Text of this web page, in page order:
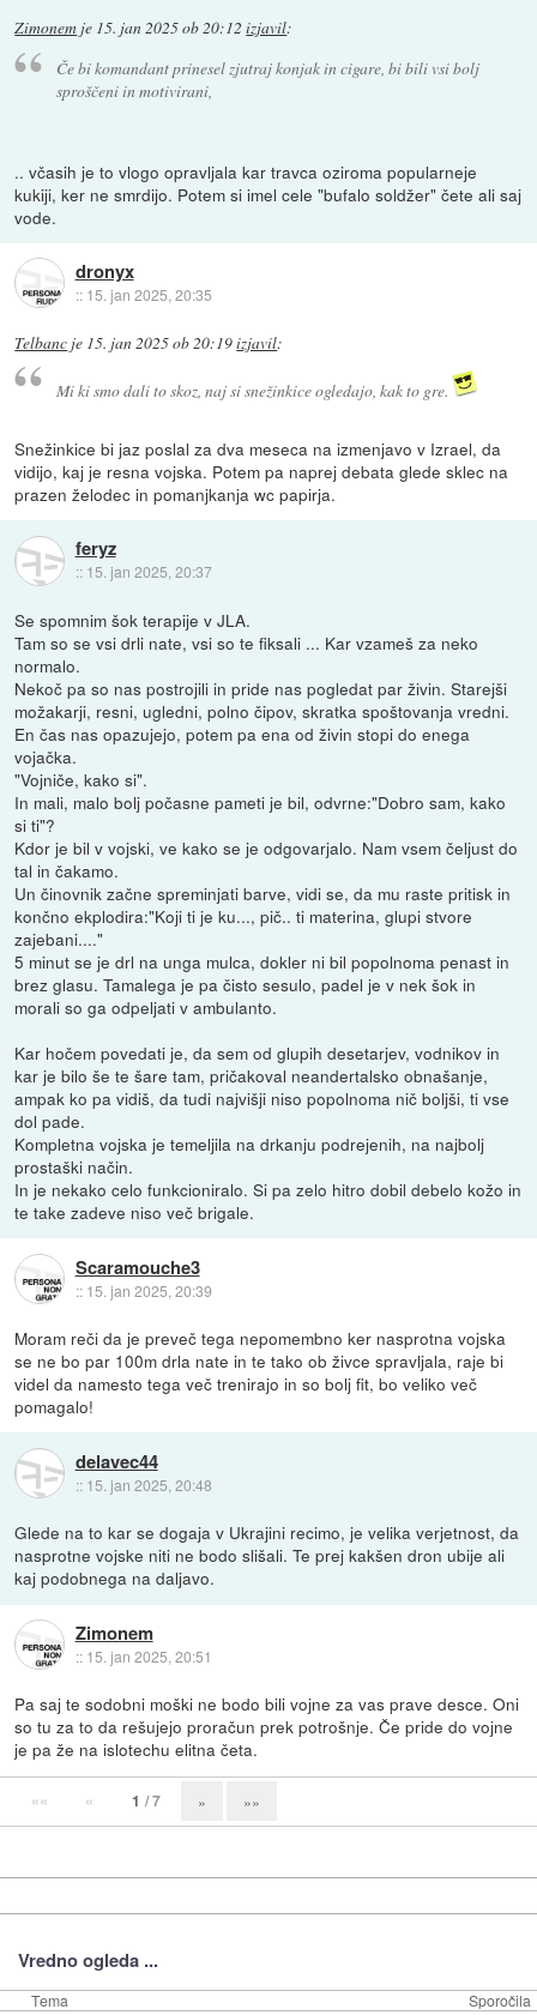
Zimonem je 15. jan 2025 ob 20:12 izjavil:
Če bi komandant prinesel zjutraj konjak in cigare, bi bili vsi bolj
sproščeni in motivirani,
.. včasih je to vlogo opravljala kar travca oziroma popularneje
kukiji, ker ne smrdijo. Potem si imel cele "bufalo soldžer" čete ali saj
vode.
dronyx
:: 15. jan 2025, 20:35
Telbanc je 15. jan 2025 ob 20:19izjavil:
Mi ki smo dali to skoz, naj si snežinkice ogledajo, kak to gre.
Snežinkice bi jaz poslal za dva meseca na izmenjavo v Izrael, da
vidijo, kaj je resna vojska. Potem pa naprej debata glede sklec na
prazen želodec in pomanjkanja wc papirja.
feryz
:: 15. jan 2025, 20:37
Se spomnim šok terapije v JLA.
Tam so se vsi drli nate, vsi so te fiksali ... Kar vzameš za neko
normalo.
Nekoč pa so nas postrojili in pride nas pogledat par živin. Starejši
možakarji, resni, ugledni, polno čipov, skratka spoštovanja vredni.
En čas nas opazujejo, potem pa ena od živin stopi do enega
vojačka.
"Vojniče, kako si".
In mali, malo bolj počasne pameti je bil, odvrne:"Dobro sam, kako
si ti"?
Kdor je bil v vojski, ve kako se je odgovarjalo. Nam vsem čeljust do
tal in čakamo.
Un činovnik začne spreminjati barve, vidi se, da mu raste pritisk in
končno ekplodira:"Koji ti je ku..., pič.. ti materina, glupi stvore
zajebani...."
5 minut se je drl na unga mulca, dokler ni bil popolnoma penast in
brez glasu. Tamalega je pa čisto sesulo, padel je v nek šok in
morali so ga odpeljati v ambulanto.
Kar hočem povedati je, da sem od glupih desetarjev, vodnikov in
kar je bilo še te šare tam, pričakoval neandertalsko obnašanje,
ampak ko pa vidiš, da tudi najvišji niso popolnoma nič boljši, ti vse
dol pade.
Kompletna vojska je temeljila na drkanju podrejenih, na najbolj
prostaški način.
In je nekako celo funkcioniralo. Si pa zelo hitro dobil debelo kožo in
te take zadeve niso več brigale.
Scaramouche3
:: 15. jan 2025, 20:39
Moram reči da je preveč tega nepomembno ker nasprotna vojska
se ne bo par 100m drla nate in te tako ob živce spravljala, raje bi
videl da namesto tega več trenirajo in so bolj fit, bo veliko več
pomagalo!
delavec44
:: 15. jan 2025, 20:48
Glede na to kar se dogaja v Ukrajini recimo, je velika verjetnost, da
nasprotne vojske niti ne bodo slišali. Te prej kakšen dron ubije ali
kaj podobnega na daljavo.
Zimonem
:: 15. jan 2025, 20:51
Pa saj te sodobni moški ne bodo bili vojne za vas prave desce. Oni
so tu za to da rešujejo proračun prek potrošnje. Če pride do vojne
je pa že na islotechu elitna četa.
«« « 1 / 7 » »»
Vredno ogleda ...
Tema Sporočila